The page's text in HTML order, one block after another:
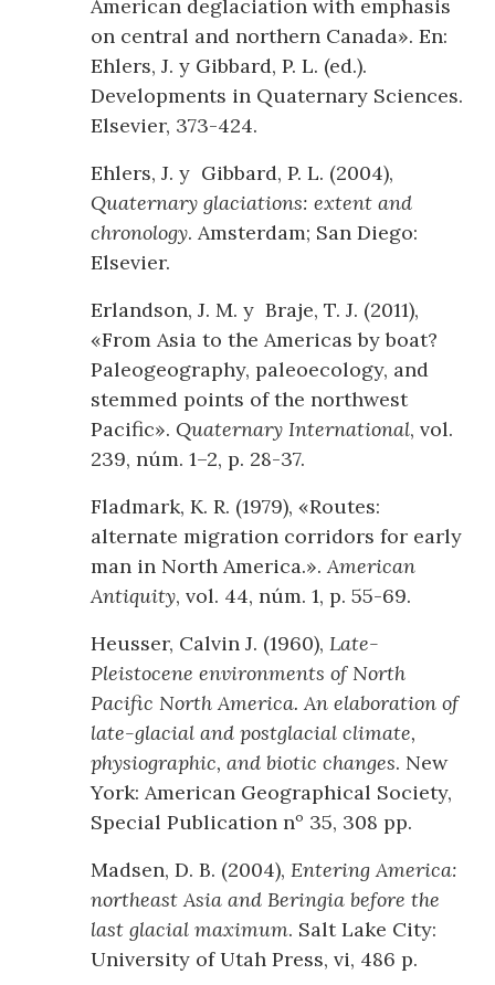
American deglaciation with emphasis
on central and northern Canada». En:
Ehlers, J. y Gibbard, P. L. (ed.).
Developments in Quaternary Sciences.
Elsevier, 373-424.
Ehlers, J. y Gibbard, P. L. (2004),
Quaternary glaciations: extent and
chronology. Amsterdam; San Diego:
Elsevier.
Erlandson, J. M. y Braje, T. J. (2011),
«From Asia to the Americas by boat?
Paleogeography, paleoecology, and
stemmed points of the northwest
Pacific». Quaternary International, vol.
239, núm. 1–2, p. 28-37.
Fladmark, K. R. (1979), «Routes:
alternate migration corridors for early
man in North America.».American
Antiquity, vol. 44, núm. 1, p. 55-69.
Heusser, Calvin J. (1960),Late-
Pleistocene environments of North
Pacific North America. An elaboration of
late-glacial and postglacial climate,
physiographic, and biotic changes. New
York: American Geographical Society,
Special Publication nº 35, 308 pp.
Madsen, D. B. (2004),Entering America:
northeast Asia and Beringia before the
last glacial maximum. Salt Lake City:
University of Utah Press, vi, 486 p.